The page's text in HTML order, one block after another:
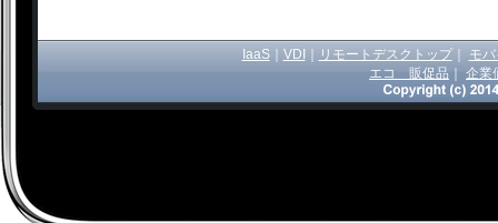
IaaS｜ VDI リモートデスクトップ｜
モ
エコ 販促品
企業